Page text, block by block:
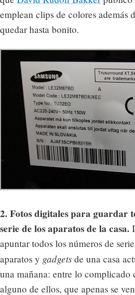
emplean clips de colores además
quedar hasta bonito.
2. Fotos digitales para guardar
serie de los aparatos de la casa.
apuntar todos los números de
aparatos y gadgets de una casa
una mañana: entre lo complicado
alguno de ellos, que apenas se